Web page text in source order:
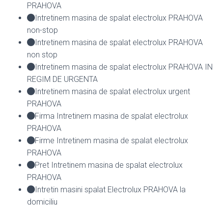
PRAHOVA
Intretinem masina de spalat electrolux PRAHOVA
non-stop
Intretinem masina de spalat electrolux PRAHOVA
non stop
Intretinem masina de spalat electrolux PRAHOVA IN
REGIM DE URGENTA
Intretinem masina de spalat electrolux urgent
PRAHOVA
Firma Intretinem masina de spalat electrolux
PRAHOVA
Firme Intretinem masina de spalat electrolux
PRAHOVA
Pret Intretinem masina de spalat electrolux
PRAHOVA
Intretin masini spalat Electrolux PRAHOVA la
domiciliu